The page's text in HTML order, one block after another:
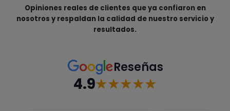
Opiniones reales de clientes que ya confiaron en
nosotros y respaldan la calidad de nuestro servicio y
resultados.
Reseñas
4.9★★★★★